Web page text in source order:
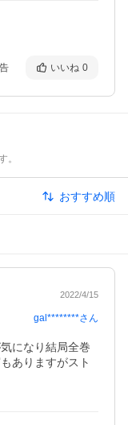
いいね 0
。
おすすめ順
2022/4/15
gal********さん
になり結局全巻
ありますがスト